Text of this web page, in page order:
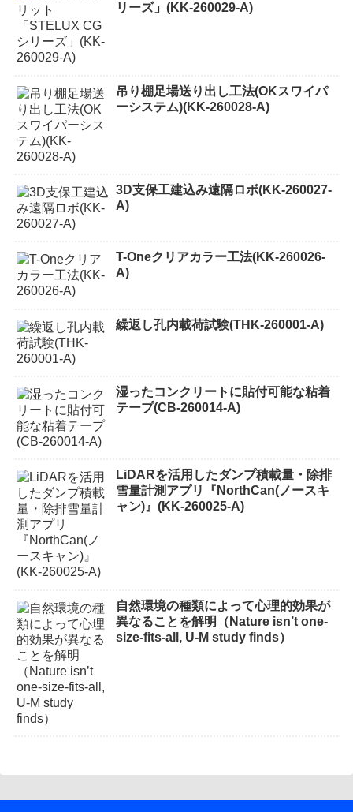
リーズ」(KK-260029-A)
吊り棚足場送り出し工法(OKスワイパ
ーシステム)(KK-260028-A)
3D支保工建込み遠隔ロボ(KK-260027-
A)
T-Oneクリアカラー工法(KK-260026-
A)
繰返し孔内載荷試験(THK-260001-A)
湿ったコンクリートに貼付可能な粘着
テープ(CB-260014-A)
LiDARを活用したダンプ積載量・除排
雪量計測アプリ『NorthCan(ノースキ
ャン)』(KK-260025-A)
自然環境の種類によって心理的効果が
異なることを解明（Nature isn’t one-
size-fits-all, U-M study finds）